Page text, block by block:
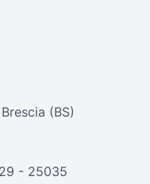
(BS)
- 25035